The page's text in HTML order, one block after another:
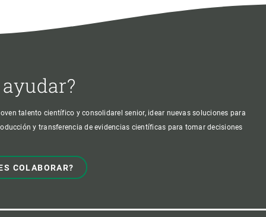
talento científico y consolidarel senior, idear nuevas soluciones para
y transferencia de evidencias científicas para tomar decisiones
COLABORAR?